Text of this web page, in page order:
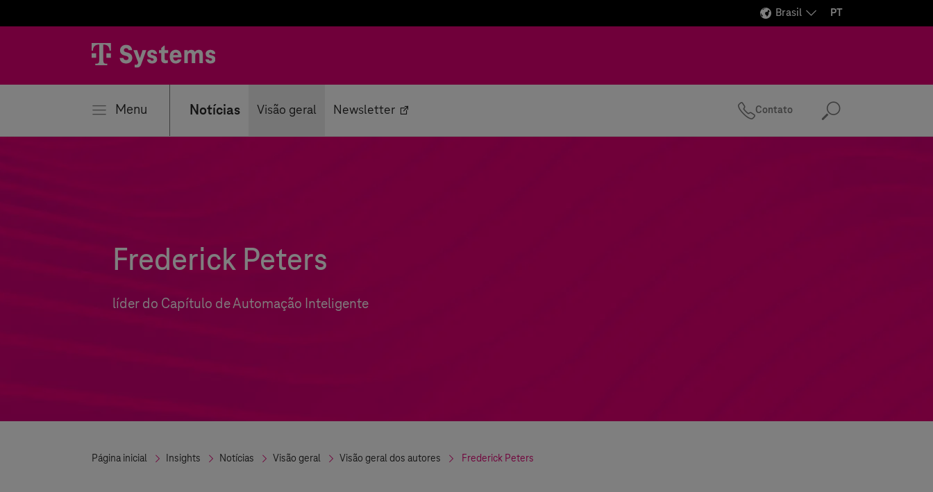
Brasil PT
Menu Notícias Visão geral Newsletter Contato
Frederick Peters
líder do Capítulo de Automação Inteligente
Página inicial Insights Notícias Visão geral Visão geral dos autores Frederick Peters